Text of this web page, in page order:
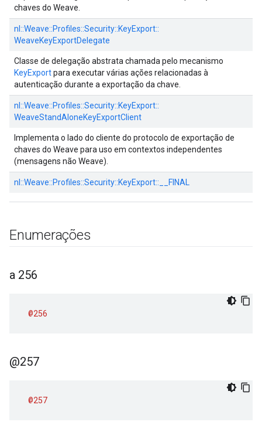
chaves do Weave.
nl::Weave::Profiles::Security::KeyExport::
WeaveKeyExportDelegate
Classe de delegação abstrata chamada pelo mecanismo
KeyExportpara executar várias ações relacionadas à
autenticação durante a exportação da chave.
nl::Weave::Profiles::Security::KeyExport::
WeaveStandAloneKeyExportClient
Implementa o lado do cliente do protocolo de exportação de
chaves do Weave para uso em contextos independentes
(mensagens não Weave).
nl::Weave::Profiles::Security::KeyExport:: __FINAL
Enumerações
a 256
@256
@257
@257